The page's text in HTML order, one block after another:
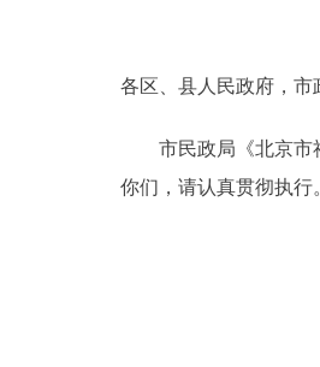
政务服务
各区、县人民政府，
市民政局《北京市社
你们，请认真贯彻执行